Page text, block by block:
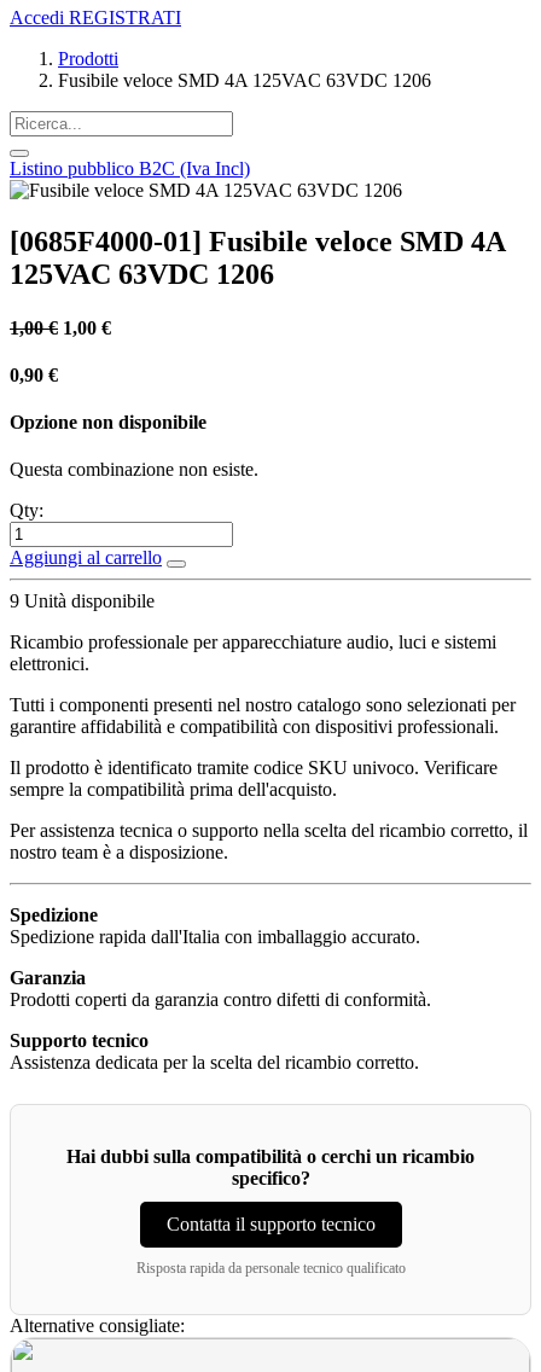
Accedi REGISTRATI
Prodotti
Fusibile veloce SMD 4A 125VAC 63VDC 1206
Listino pubblico B2C (Iva Incl)
[0685F4000-01] Fusibile veloce SMD 4A
125VAC 63VDC 1206
1,00€ 1,00 €
0,90 €
Opzione non disponibile
Questa combinazione non esiste.
Qty:
Aggiungi al carrello
9 Unità disponibile
Ricambio professionale per apparecchiature audio, luci e sistemi
elettronici.
Tutti i componenti presenti nel nostro catalogo sono selezionati per
garantire affidabilità e compatibilità con dispositivi professionali.
Il prodotto è identificato tramite codice SKU univoco. Verificare
sempre la compatibilità prima dell'acquisto.
Per assistenza tecnica o supporto nella scelta del ricambio corretto, il
nostro team è a disposizione.
Spedizione
Spedizione rapida dall'Italia con imballaggio accurato.
Garanzia
Prodotti coperti da garanzia contro difetti di conformità.
Supporto tecnico
Assistenza dedicata per la scelta del ricambio corretto.
Hai dubbi sulla compatibilità o cerchi un ricambio
specifico?
Contatta il supporto tecnico
Risposta rapida da personale tecnico qualificato
Alternative consigliate: